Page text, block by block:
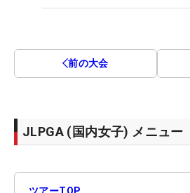
前の大会
JLPGA (国内女子) メニュー